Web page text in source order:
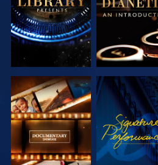
SERIE
ENTDECKEN
ANSEHEN